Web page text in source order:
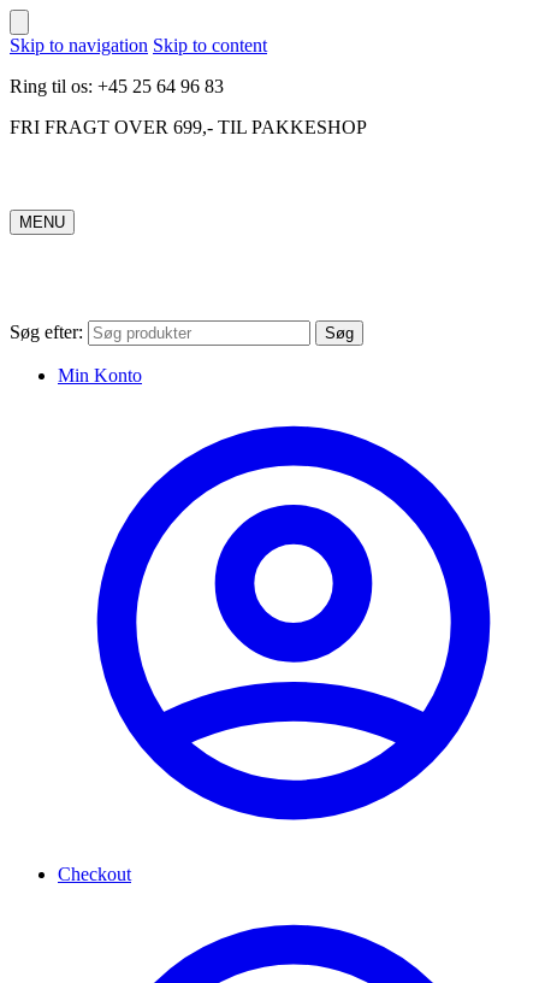
Skip to navigation Skip to content
Ring til os: +45 25 64 96 83
FRI FRAGT OVER 699,- TIL PAKKESHOP
MENU
Søg efter: Søg
Min Konto
Checkout